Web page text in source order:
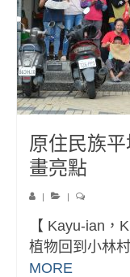
原住民族
畫亮點
| |
【 Kayu-ian，
植物回到小林
MORE